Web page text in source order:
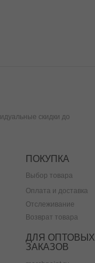
скидки до
ПОКУПКА
Выбор товара
Оплата и доставка
Отслеживание
Возврат товара
ДЛЯ ОПТОВЫХ
ЗАКАЗОВ